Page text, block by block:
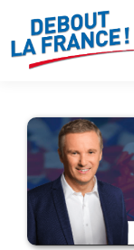
Panneau de gestion